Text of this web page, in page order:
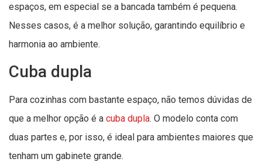
espaços, em especial se a bancada também é pequena.
Nesses casos, é a melhor solução, garantindo equilíbrio e
harmonia ao ambiente.
Cuba dupla
Para cozinhas com bastante espaço, não temos dúvidas de
que a melhor opção é a cuba dupla. O modelo conta com
duas partes e, por isso, é ideal para ambientes maiores que
tenham um gabinete grande.